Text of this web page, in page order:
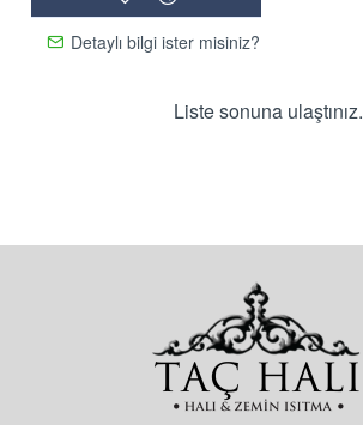
Detaylı bilgi ister misiniz?
Liste sonuna ulaştınız.